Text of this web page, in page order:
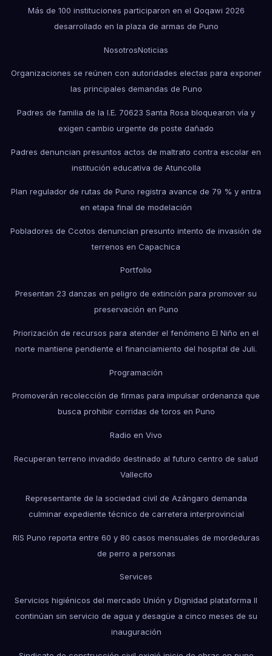
Más de 100 instituciones participaron en el Qoqawi 2026
desarrollado en la plaza de armas de Puno
NosotrosNoticias
Organizaciones se reúnen con autoridades electas para exponer
las principales demandas de Puno
Padres de familia de la I.E. 70623 Santa Rosa bloquearon vía y
exigen cambio urgente de poste dañado
Padres denuncian presuntos actos de maltrato contra escolar en
institución educativa de Atuncolla
Plan regulador de rutas de Puno registra avance de 79 % y entra
en etapa final de modelación
Pobladores de Ccotos denuncian presunto intento de invasión de
terrenos en Capachica
Portfolio
Presentan 23 danzas en peligro de extinción para promover su
preservación en Puno
Priorización de recursos para atender el fenómeno El Niño en el
norte mantiene pendiente el financiamiento del hospital de Juli.
Programación
Promoverán recolección de firmas para impulsar ordenanza que
busca prohibir corridas de toros en Puno
Radio en Vivo
Recuperan terreno invadido destinado al futuro centro de salud
Vallecito
Representante de la sociedad civil de Azángaro demanda
culminar expediente técnico de carretera interprovincial
RIS Puno reporta entre 60 y 80 casos mensuales de mordeduras
de perro a personas
Services
Servicios higiénicos del mercado Unión y Dignidad plataforma II
continúan sin servicio de agua y desagüe a cinco meses de su
inauguración